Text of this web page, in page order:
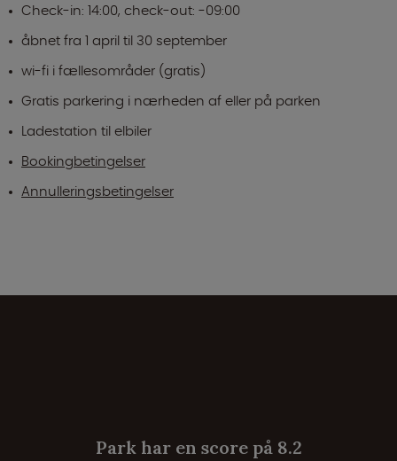
Check-in: 14:00, check-out: -09:00
åbnet fra 1 april til 30 september
wi-fi i fællesområder (gratis)
Gratis parkering i nærheden af eller på parken
Ladestation til elbiler
Bookingbetingelser
Annulleringsbetingelser
Park har en score på 8.2